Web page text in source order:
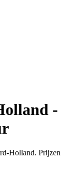
-
Holland. Prijzen